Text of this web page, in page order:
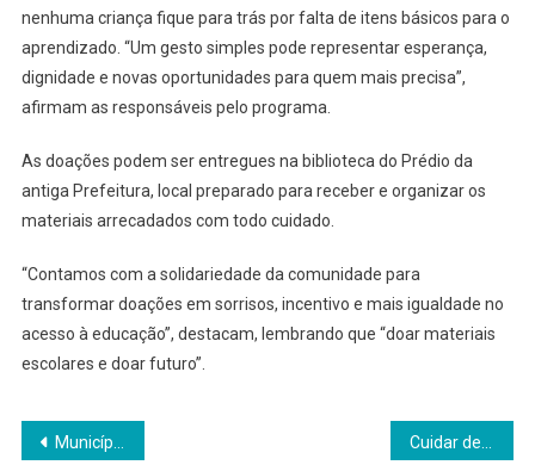
nenhuma criança fique para trás por falta de itens básicos para o
aprendizado. “Um gesto simples pode representar esperança,
dignidade e novas oportunidades para quem mais precisa”,
afirmam as responsáveis pelo programa.
As doações podem ser entregues na biblioteca do Prédio da
antiga Prefeitura, local preparado para receber e organizar os
materiais arrecadados com todo cuidado.
“Contamos com a solidariedade da comunidade para
transformar doações em sorrisos, incentivo e mais igualdade no
acesso à educação”, destacam, lembrando que “doar materiais
escolares e doar futuro”.
Navegação
Município recebe verba do Deputado Pedrinho Westphalen para a saúde Cuidar de Panambi é um compromisso coletivo